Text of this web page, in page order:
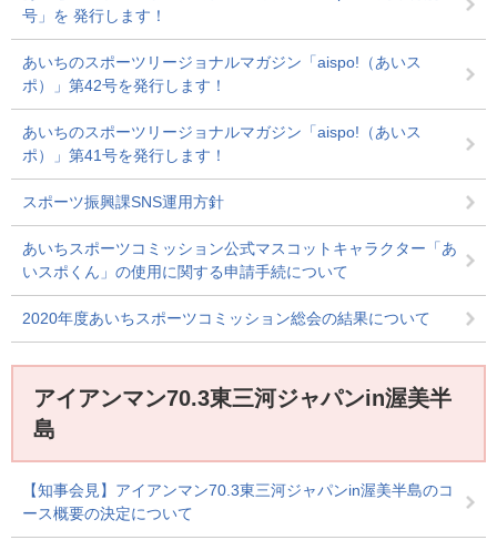
号」を 発行します！
あいちのスポーツリージョナルマガジン「aispo!（あいス
ポ）」第42号を発行します！
あいちのスポーツリージョナルマガジン「aispo!（あいス
ポ）」第41号を発行します！
スポーツ振興課SNS運用方針
あいちスポーツコミッション公式マスコットキャラクター「あ
いスポくん」の使用に関する申請手続について
2020年度あいちスポーツコミッション総会の結果について
アイアンマン70.3東三河ジャパンin渥美半
島
【知事会見】アイアンマン70.3東三河ジャパンin渥美半島のコ
ース概要の決定について